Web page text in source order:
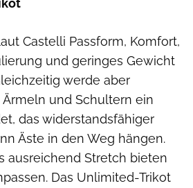
Castelli Passform, Komfort,
und geringes Gewicht
werde aber
und Schultern ein
das widerstandsfähiger
Äste in den Weg hängen.
ausreichend Stretch bieten
Das Unlimited-Trikot